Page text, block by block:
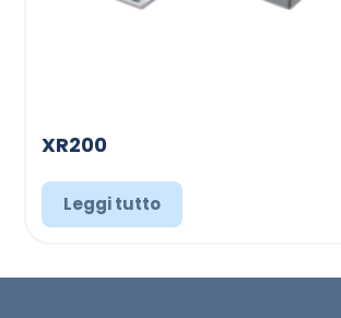
XR200
Leggi tutto